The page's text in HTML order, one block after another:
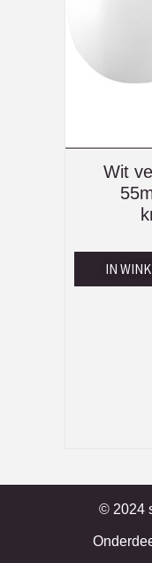
Wit
IN
© 2024